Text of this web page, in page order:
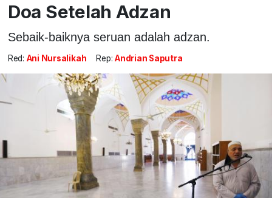
Doa Setelah Adzan
Sebaik-baiknya seruan adalah adzan.
Red: Ani Nursalikah Rep: Andrian Saputra